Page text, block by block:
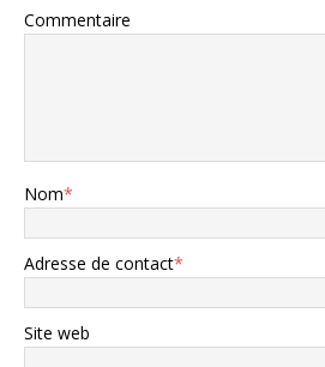
Commentaire
Nom*
Adresse de contact*
Site web